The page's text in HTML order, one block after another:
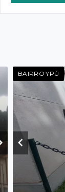
BAIRRO YPÚ